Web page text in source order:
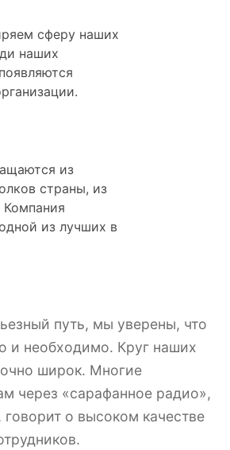
сферу наших
наших
из
страны, из
Компания
из лучших в
путь, мы уверены, что
и необходимо. Круг наших
широк. Многие
через «сарафанное радио»,
говорит о высоком качестве